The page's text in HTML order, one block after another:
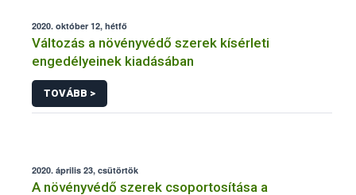
2020. október 12, hétfő
Változás a növényvédő szerek kísérleti
engedélyeinek kiadásában
TOVÁBB >
2020. április 23, csütörtök
A növényvédő szerek csoportosítása a